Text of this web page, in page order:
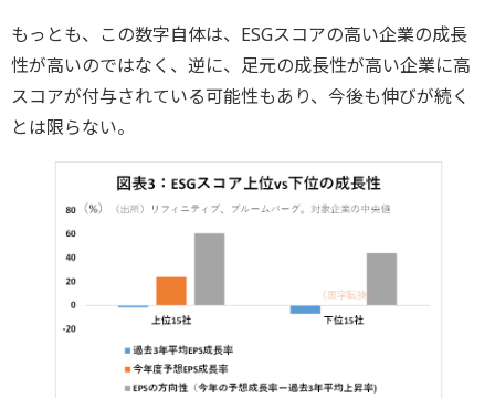
もっとも、この数字自体は、ESGスコアの高い企業の成長
性が高いのではなく、逆に、足元の成長性が高い企業に高
スコアが付与されている可能性もあり、今後も伸びが続く
とは限らない。